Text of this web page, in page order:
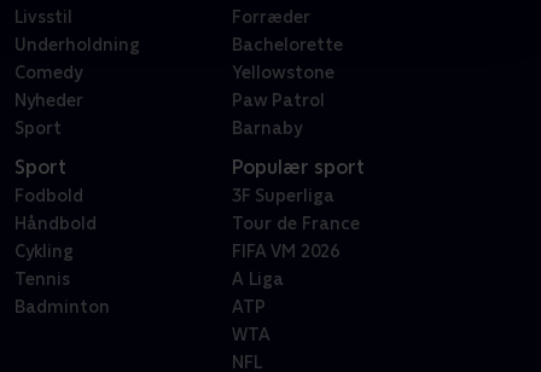
Livsstil
Underholdning
Comedy
Nyheder
Sport
Forræder
Bachelorette
Yellowstone
Paw Patrol
Barnaby
Sport
Fodbold
Håndbold
Cykling
Tennis
Badminton
Populær sport
3F Superliga
Tour de France
FIFA VM 2026
A Liga
ATP
WTA
NFL